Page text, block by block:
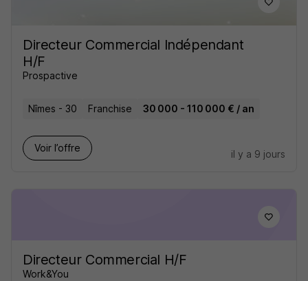
Directeur Commercial Indépendant
H/F
Prospactive
Nîmes - 30 Franchise 30 000 - 110 000 € / an
Voir l’offre
il y a 9 jours
Directeur Commercial H/F
Work&You